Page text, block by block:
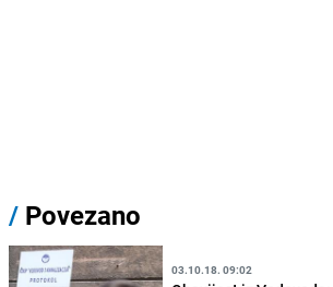
/ Povezano
03.10.18. 09:02